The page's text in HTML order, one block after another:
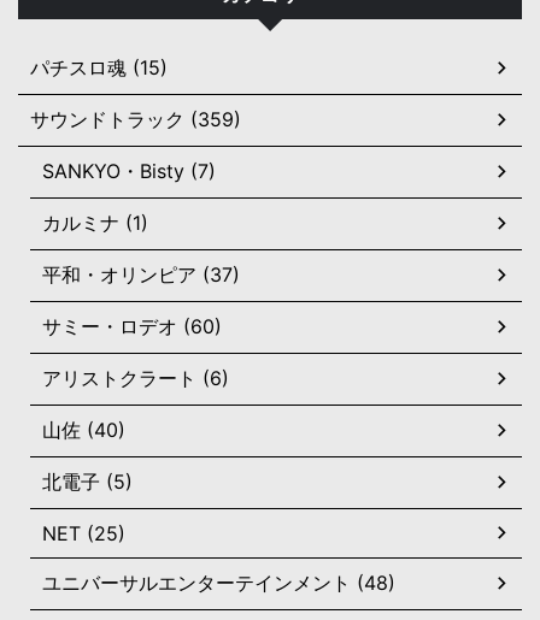
パチスロ魂 (15)
サウンドトラック (359)
SANKYO・Bisty (7)
カルミナ (1)
平和・オリンピア (37)
サミー・ロデオ (60)
アリストクラート (6)
山佐 (40)
北電子 (5)
NET (25)
ユニバーサルエンターテインメント (48)